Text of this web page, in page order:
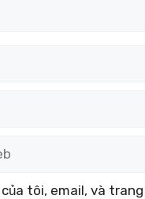
tôi, email, và